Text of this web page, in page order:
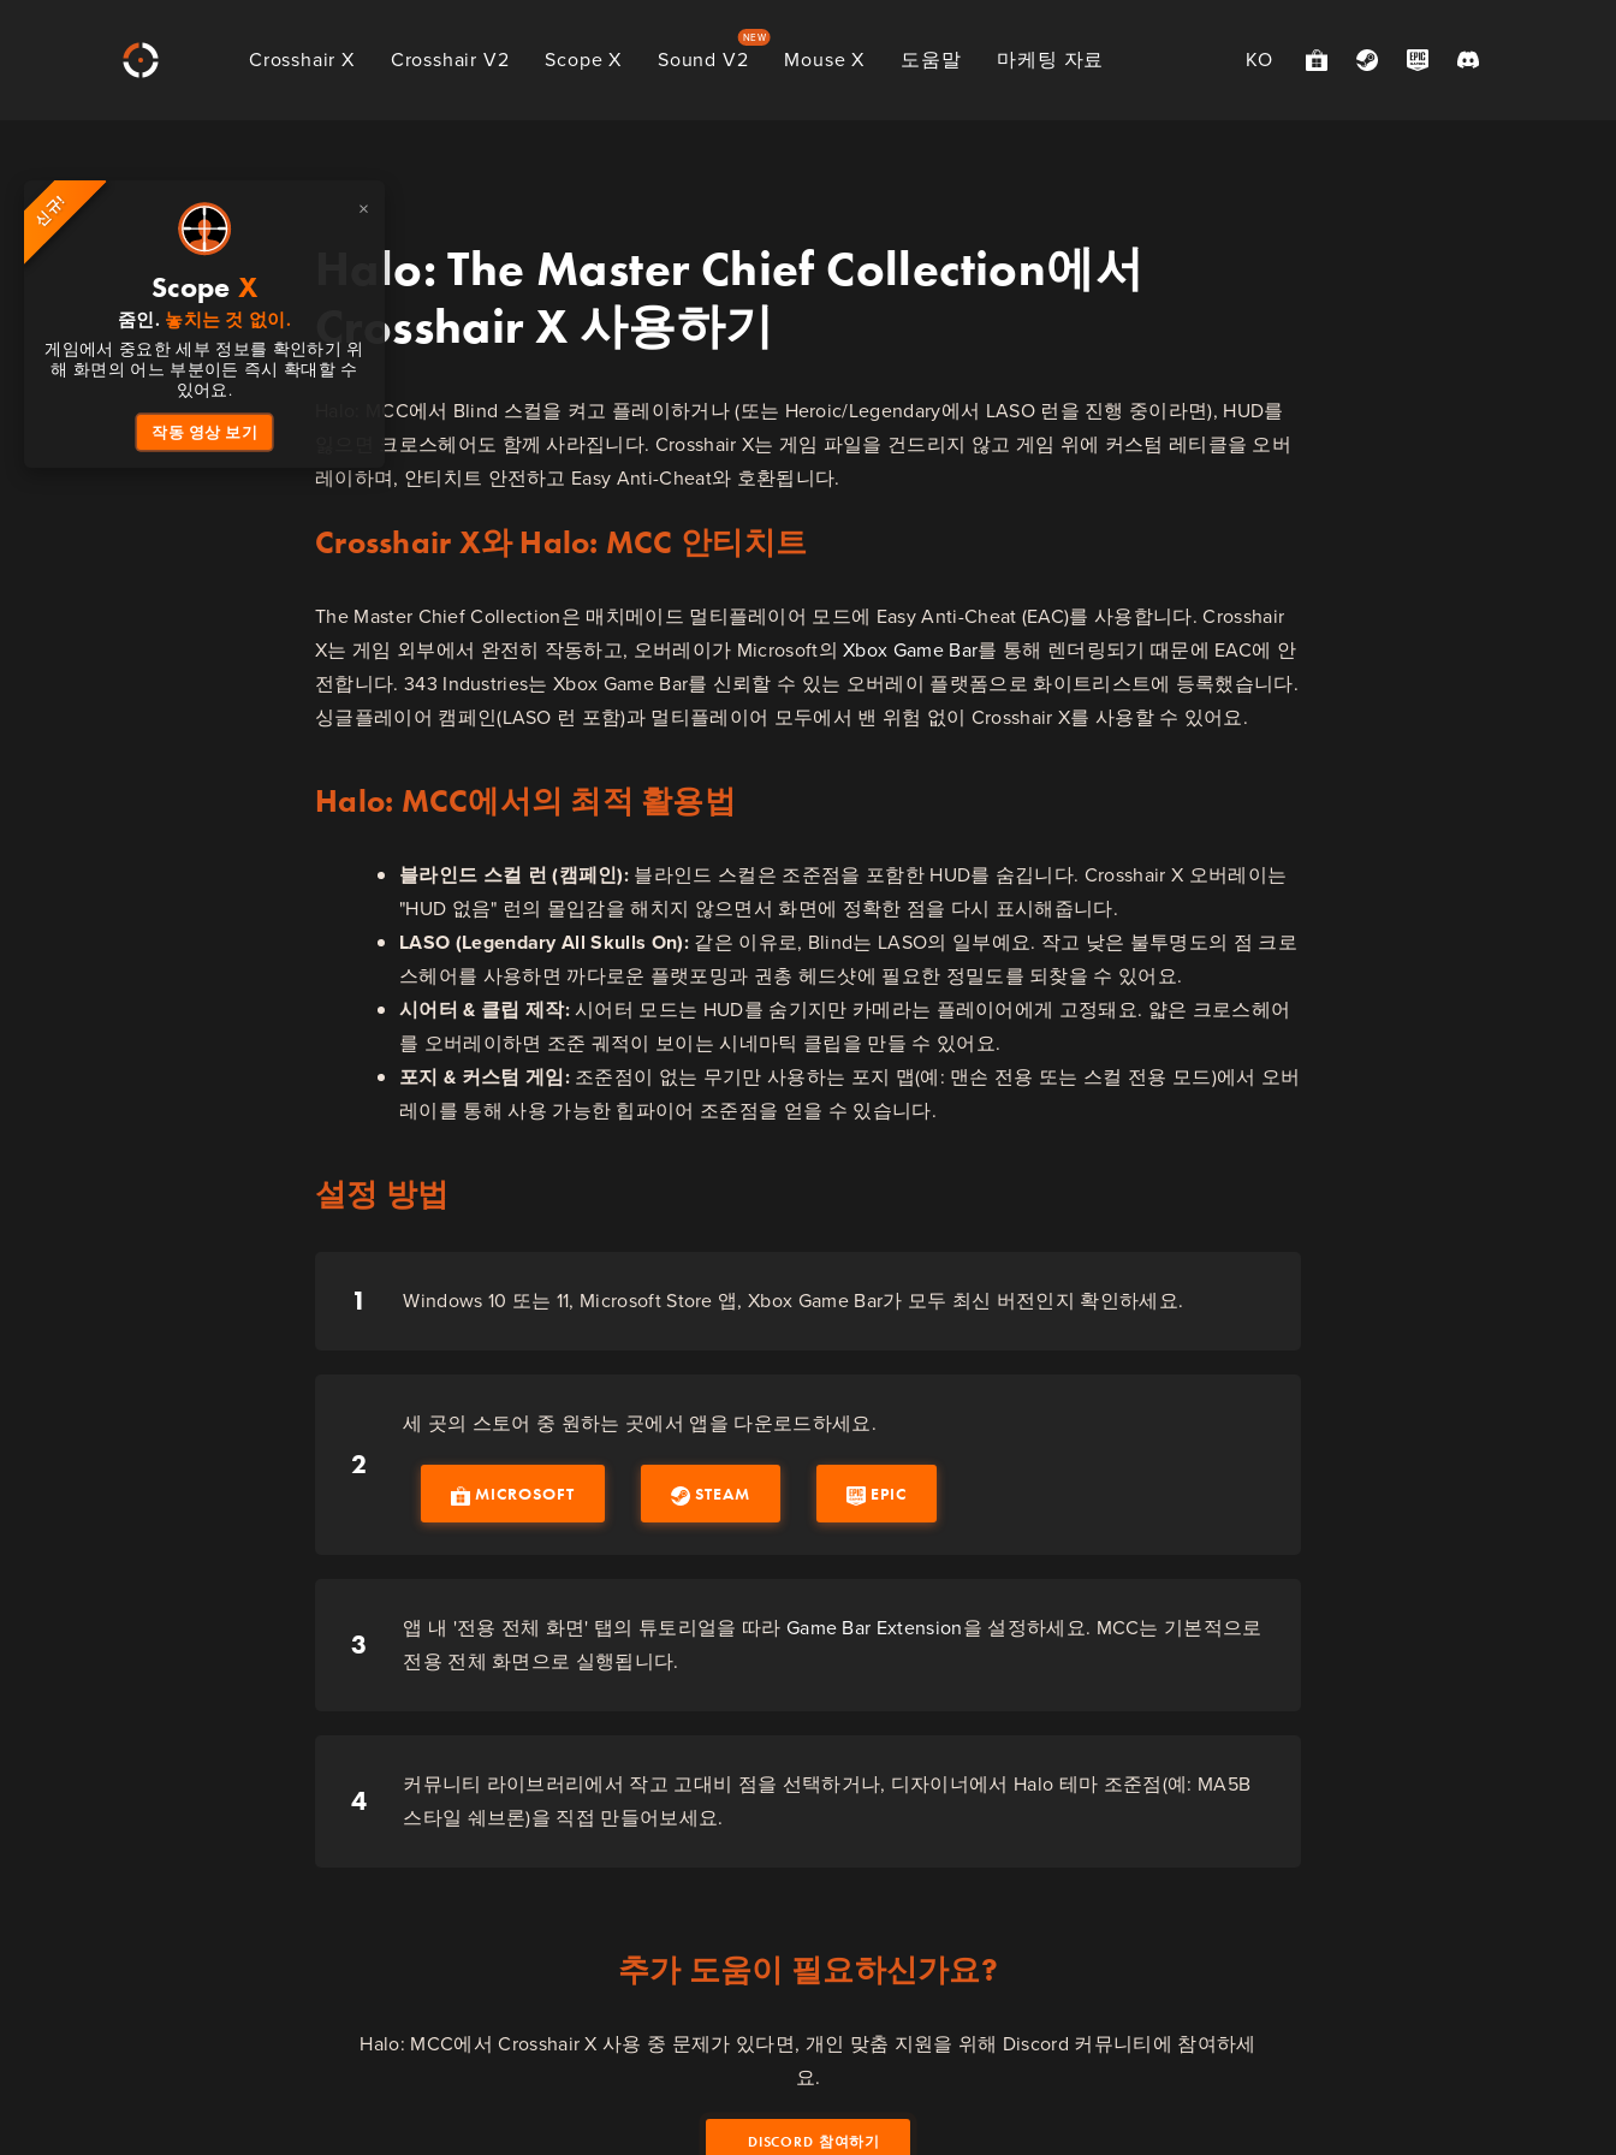
Crosshair X Crosshair V2 Scope X Sound V2
NEW
Mouse X 도움말 마케팅 자료 KO
신규! ×
Scope X
줌인. 놓치는 것 없이.
게임에서 중요한 세부 정보를 확인하기 위
해 화면의 어느 부분이든 즉시 확대할 수
있어요.
작동 영상 보기
Halo: The Master Chief Collection에서
Crosshair X 사용하기
Halo: MCC에서 Blind 스컬을 켜고 플레이하거나 (또는 Heroic/Legendary에서 LASO 런을 진행 중이라면), HUD를
잃으면 크로스헤어도 함께 사라집니다. Crosshair X는 게임 파일을 건드리지 않고 게임 위에 커스텀 레티클을 오버
레이하며, 안티치트 안전하고 Easy Anti-Cheat와 호환됩니다.
Crosshair X와 Halo: MCC 안티치트
The Master Chief Collection은 매치메이드 멀티플레이어 모드에 Easy Anti-Cheat (EAC)를 사용합니다. Crosshair
X는 게임 외부에서 완전히 작동하고, 오버레이가 Microsoft의Xbox Game Bar를 통해 렌더링되기 때문에 EAC에 안
전합니다. 343 Industries는 Xbox Game Bar를 신뢰할 수 있는 오버레이 플랫폼으로 화이트리스트에 등록했습니다.
싱글플레이어 캠페인(LASO 런 포함)과 멀티플레이어 모두에서 밴 위험 없이 Crosshair X를 사용할 수 있어요.
Halo: MCC에서의 최적 활용법
블라인드 스컬 런 (캠페인): 블라인드 스컬은 조준점을 포함한 HUD를 숨깁니다. Crosshair X 오버레이는
"HUD 없음" 런의 몰입감을 해치지 않으면서 화면에 정확한 점을 다시 표시해줍니다.
LASO (Legendary All Skulls On):같은 이유로, Blind는 LASO의 일부예요. 작고 낮은 불투명도의 점 크로
스헤어를 사용하면 까다로운 플랫포밍과 권총 헤드샷에 필요한 정밀도를 되찾을 수 있어요.
시어터 & 클립 제작:시어터 모드는 HUD를 숨기지만 카메라는 플레이어에게 고정돼요. 얇은 크로스헤어
를 오버레이하면 조준 궤적이 보이는 시네마틱 클립을 만들 수 있어요.
포지 & 커스텀 게임:조준점이 없는 무기만 사용하는 포지 맵(예: 맨손 전용 또는 스컬 전용 모드)에서 오버
레이를 통해 사용 가능한 힙파이어 조준점을 얻을 수 있습니다.
설정 방법
1 Windows 10 또는 11, Microsoft Store 앱, Xbox Game Bar가 모두 최신 버전인지 확인하세요.
2
세 곳의 스토어 중 원하는 곳에서 앱을 다운로드하세요.
MICROSOFT STEAM EPIC
3 앱 내 '전용 전체 화면' 탭의 튜토리얼을 따라 Game Bar Extension을 설정하세요. MCC는 기본적으로
전용 전체 화면으로 실행됩니다.
4
커뮤니티 라이브러리에서 작고 고대비 점을 선택하거나, 디자이너에서 Halo 테마 조준점(예: MA5B
스타일 쉐브론)을 직접 만들어보세요.
추가 도움이 필요하신가요?
Halo: MCC에서 Crosshair X 사용 중 문제가 있다면, 개인 맞춤 지원을 위해 Discord 커뮤니티에 참여하세
요.
DISCORD 참여하기